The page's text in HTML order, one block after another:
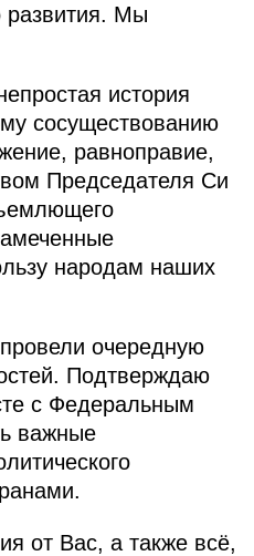
развития. Мы
история
сосуществованию
равноправие,
Председателя Си
народам наших
очередную
Подтверждаю
с Федеральным
важные
от Вас, а также всё,